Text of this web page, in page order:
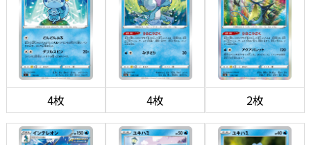
4枚 4枚 2枚